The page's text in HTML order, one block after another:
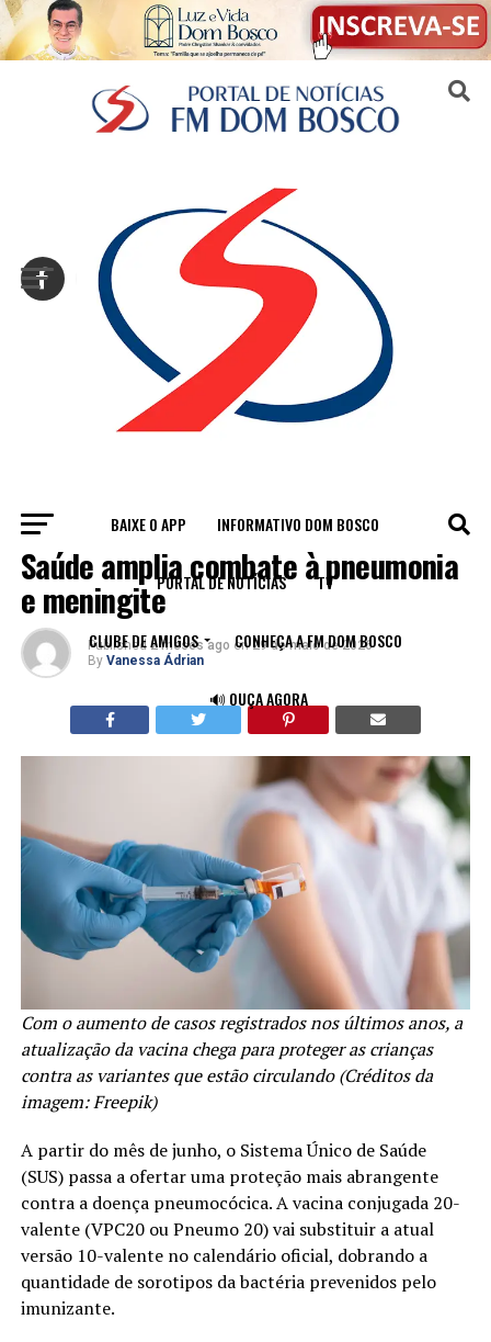
BAIXE O APP INFORMATIVO DOM BOSCO
PORTAL DE NOTÍCIAS TV
CLUBE DE AMIGOS CONHEÇA A FM DOM BOSCO
🔊 OUÇA AGORA
SAÚDE
Saúde amplia combate à pneumonia
e meningite
Published 2 meses ago on 29 de maio de 2026
By Vanessa Ádrian
Com o aumento de casos registrados nos últimos anos, a
atualização da vacina chega para proteger as crianças
contra as variantes que estão circulando (Créditos da
imagem: Freepik)
A partir do mês de junho, o Sistema Único de Saúde
(SUS) passa a ofertar uma proteção mais abrangente
contra a doença pneumocócica. A vacina conjugada 20-
valente (VPC20 ou Pneumo 20) vai substituir a atual
versão 10-valente no calendário oficial, dobrando a
quantidade de sorotipos da bactéria prevenidos pelo
imunizante.
Sair da versão mobile